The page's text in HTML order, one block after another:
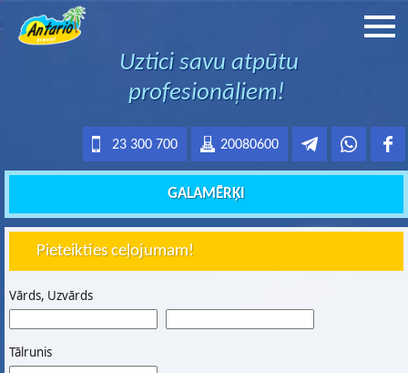
Uztici savu atpūtu
profesionāļiem!
20080600
23 300 700
GALAMĒRĶI
Pieteikties ceļojumam!
Vārds, Uzvārds
Tālrunis